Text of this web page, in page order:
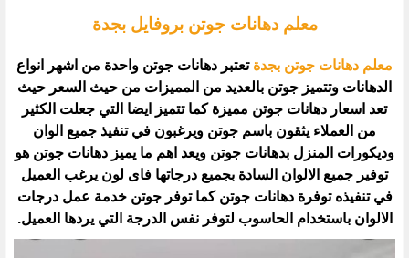
معلم دهانات جوتن بروفايل بجدة
معلم دهانات جوتن بجدةتعتبر دهانات جوتن واحدة من اشهر انواع
الدهانات وتتميز جوتن بالعديد من المميزات من حيث السعر حيث
تعد اسعار دهانات جوتن مميزة كما تتميز ايضا التي جعلت الكثير
من العملاء يثقون باسم جوتن ويرغبون في تنفيذ جميع الوان
وديكورات المنزل بدهانات جوتن ويعد اهم ما يميز دهانات جوتن هو
توفير جميع الالوان السادة بجميع درجاتها فاى لون يرغب العميل
في تنفيذه توفرة دهانات جوتن كما توفر جوتن خدمة عمل درجات
الالوان باستخدام الحاسوب لتوفر نفس الدرجة التي يردها العميل.